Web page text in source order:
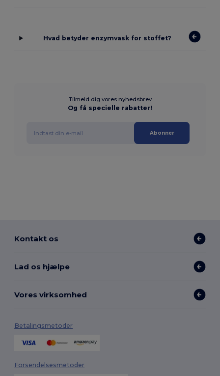
Hvad betyder enzymvask for stoffet?
Tilmeld dig vores nyhedsbrev
Og få specielle rabatter!
Abonner
Kontakt os
Lad os hjælpe
Vores virksomhed
Betalingsmetoder
Forsendelsesmetoder